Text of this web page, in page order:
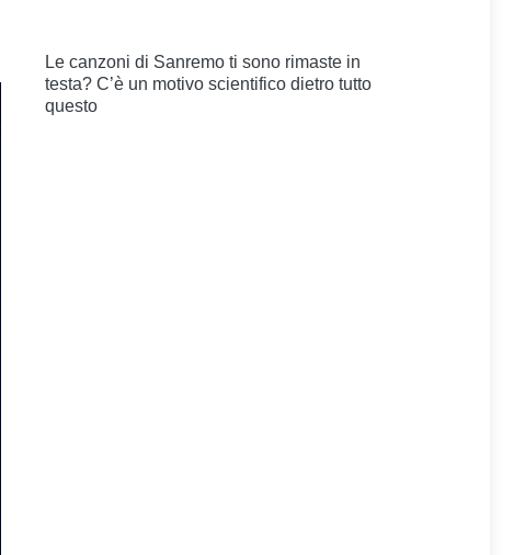
Le canzoni di Sanremo ti sono rimaste in
testa? C’è un motivo scientifico dietro tutto
questo